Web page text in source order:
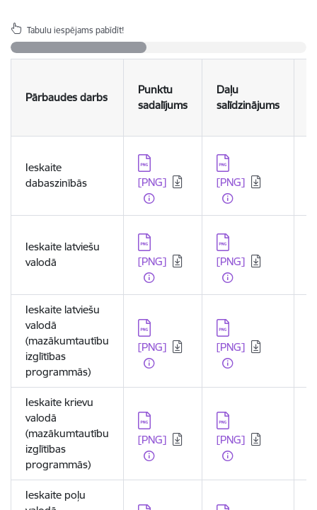
Tabulu iespējams pabīdīt!
Pārbaudes darbs
Punktu
sadalījums
Daļu
salīdzinājums
Ieskaite
dabaszinībās
Lejupielādēt:
[PNG]
Lejupielādēt:
[PNG]
Ieskaite latviešu
valodā
Lejupielādēt:
[PNG]
Lejupielādēt:
[PNG]
Ieskaite latviešu
valodā
(mazākumtautību
izglītības
programmās)
Lejupielādēt:
[PNG]
Lejupielādēt:
[PNG]
Ieskaite krievu
valodā
(mazākumtautību
izglītības
programmās)
Lejupielādēt:
[PNG]
Lejupielādēt:
[PNG]
Ieskaite poļu